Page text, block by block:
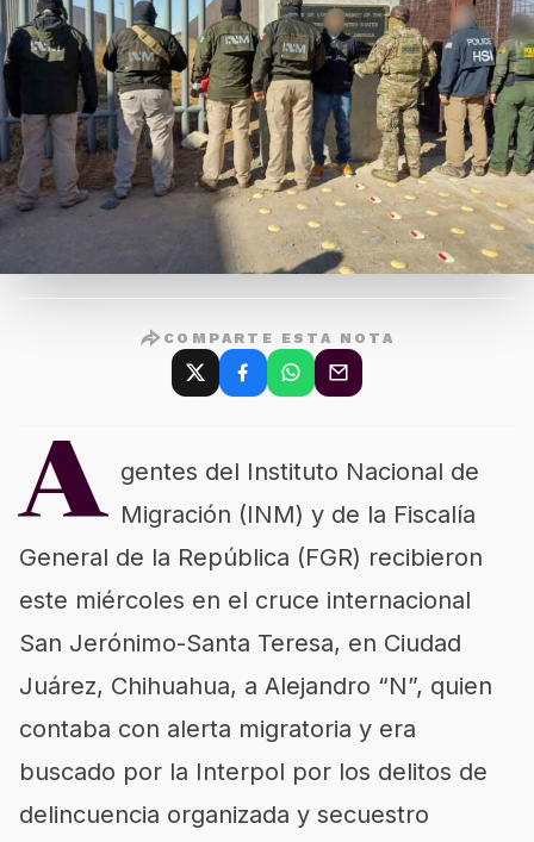
COMPARTE ESTA NOTA
A gentes del Instituto Nacional de
Migración (INM) y de la Fiscalía
General de la República (FGR) recibieron
este miércoles en el cruce internacional
San Jerónimo-Santa Teresa, en Ciudad
Juárez, Chihuahua, a Alejandro “N”, quien
contaba con alerta migratoria y era
buscado por la Interpol por los delitos de
delincuencia organizada y secuestro